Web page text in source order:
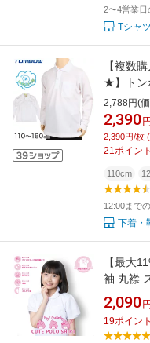
2〜4営業
Tシャ
【複数
★】トン
ャツ ス
110cm
シャツ
150 160
2,788円(
2,390 円
2,390円/枚
21ポイント
110cm
12:00まで
下着・
【最大
袖 丸襟
女子 女
服 学生
い 抗ピ
2,090 円
19ポイント